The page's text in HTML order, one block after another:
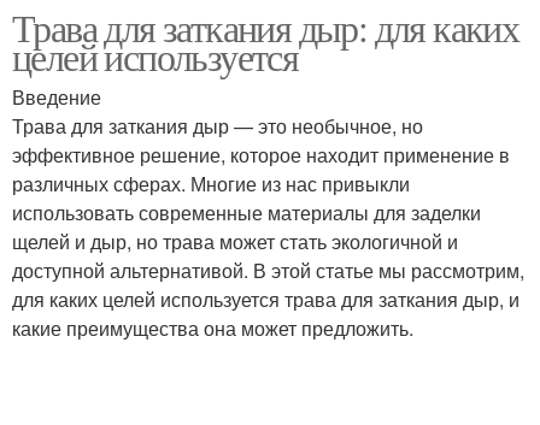
Плитка для дорожек Дорожка из бетона
Трава для заткания дыр: для каких
целей используется
Введение
Трава для заткания дыр — это необычное, но
эффективное решение, которое находит применение в
различных сферах. Многие из нас привыкли
использовать современные материалы для заделки
щелей и дыр, но трава может стать экологичной и
доступной альтернативой. В этой статье мы рассмотрим,
для каких целей используется трава для заткания дыр, и
какие преимущества она может предложить.